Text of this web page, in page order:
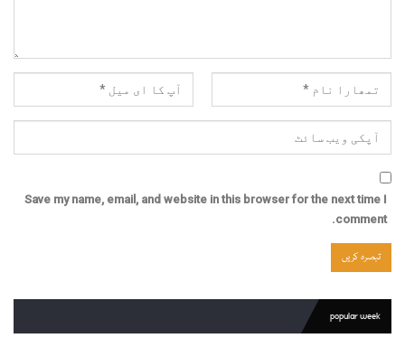
Save my name, email, and website in this browser for the next time I
comment.
popular week